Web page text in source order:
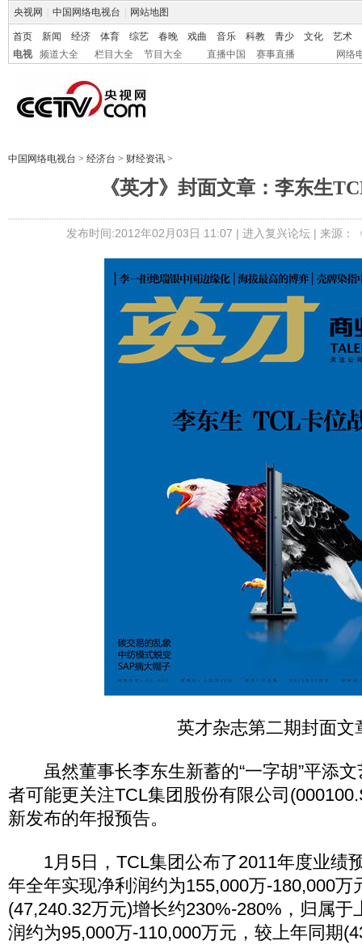
央视网 中国网络电视台 网站地图
首页 新闻 经济 体育 综艺 春晚 戏曲 音乐 科教 青少 文化
艺术
电视
频道大全 栏目大全 节目大全 直播中国 赛事直播 网络
中国网络电视台 > 经济台 > 财经资讯 >
《英才》封面文章：李东生
发布时间:2012年02月03日 11:07 | 进入复兴论坛| 来源：
英才杂志第二期封面文
虽然董事长李东生新蓄的“一字胡”平添文
者可能更关注TCL集团股份有限公司
新发布的年报预告。
1月5日，TCL集团公布了2011年度业绩
年全年实现净利润约为155,000万-180,000万
(47,240.32万元)增长约230%-280%，归属于
润约为95,000万-110,000万元，较上年同期